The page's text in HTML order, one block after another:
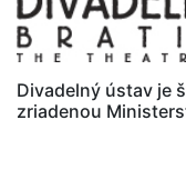
Divadelný ústav je
zriadenou